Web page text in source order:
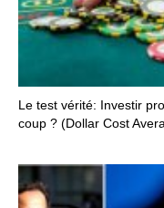
Le test vérité: Investir
coup ? (Dollar Cost